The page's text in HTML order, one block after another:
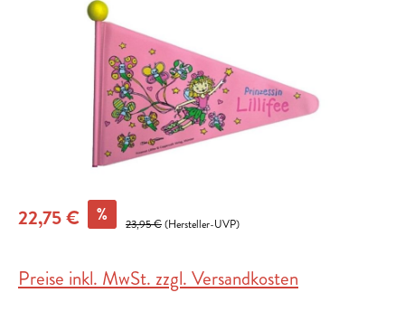
22,75 € % 23,95 €(Hersteller-UVP)
Preise inkl. MwSt. zzgl. Versandkosten